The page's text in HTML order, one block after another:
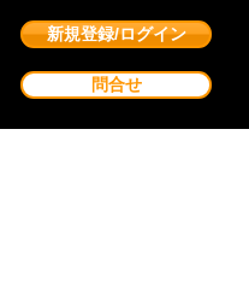
新規登録/ログイン
問合せ